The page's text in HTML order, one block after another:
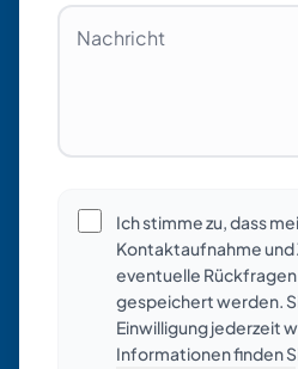
Nachricht
Ich stimme zu, dass
Kontaktaufnahme und
eventuelle
gespeichert werden.
Einwilligung jederzeit
Informationen finden